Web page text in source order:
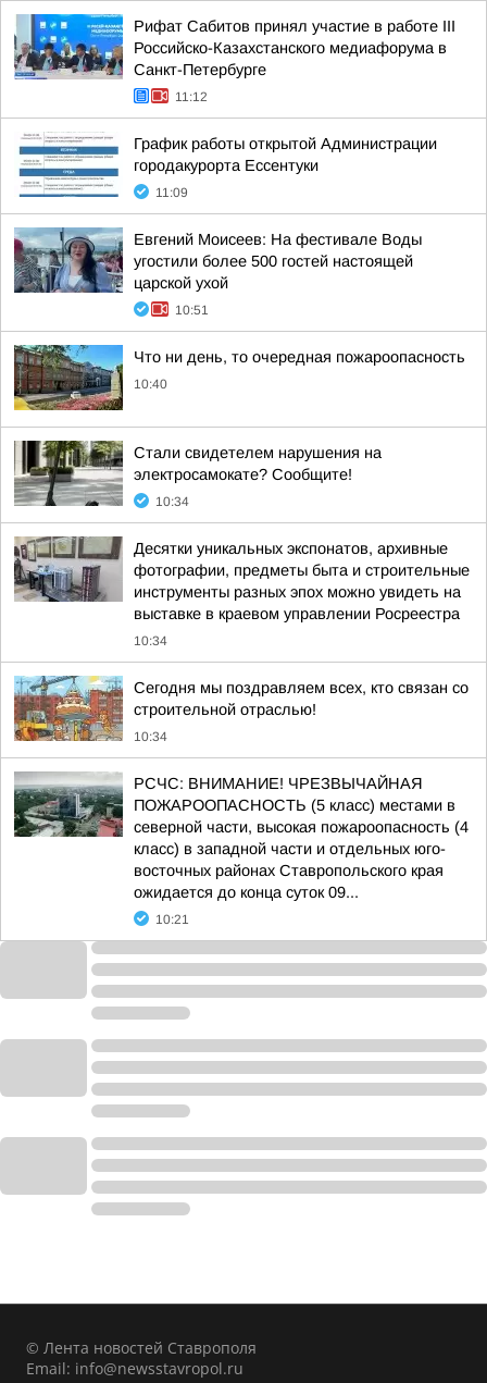
Рифат Сабитов принял участие в работе III
Российско-Казахстанского медиафорума в
Санкт-Петербурге
11:12
График работы открытой Администрации
городакурорта Ессентуки
11:09
Евгений Моисеев: На фестивале Воды
угостили более 500 гостей настоящей
царской ухой
10:51
Что ни день, то очередная пожароопасность
10:40
Стали свидетелем нарушения на
электросамокате? Сообщите!
10:34
Десятки уникальных экспонатов, архивные
фотографии, предметы быта и строительные
инструменты разных эпох можно увидеть на
выставке в краевом управлении Росреестра
10:34
Сегодня мы поздравляем всех, кто связан со
строительной отраслью!
10:34
РСЧС: ВНИМАНИЕ! ЧРЕЗВЫЧАЙНАЯ
ПОЖАРООПАСНОСТЬ (5 класс) местами в
северной части, высокая пожароопасность (4
класс) в западной части и отдельных юго-
восточных районах Ставропольского края
ожидается до конца суток 09...
10:21
© Лента новостей Ставрополя
Email: info@newsstavropol.ru